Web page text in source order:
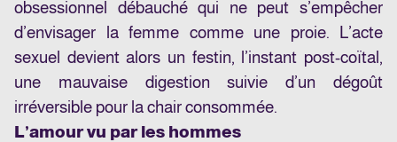
obsessionnel débauché qui ne peut s’empêcher
d’envisager la femme comme une proie. L’acte
sexuel devient alors un festin, l’instant post-coïtal,
une mauvaise digestion suivie d’un dégoût
irréversible pour la chair consommée.
L’amour vu par les hommes